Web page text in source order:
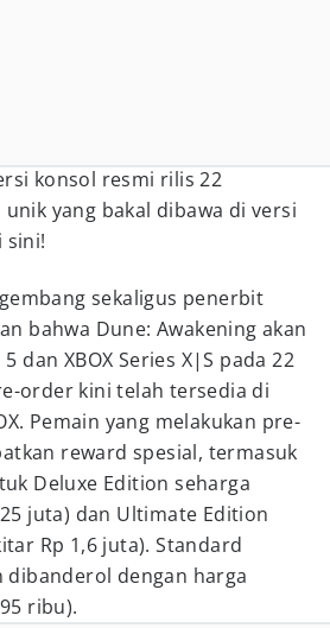
konsol resmi rilis 22
yang bakal dibawa di versi
sini!
sekaligus penerbit
bahwa Dune: Awakening akan
dan XBOX Series X|S pada 22
order kini telah tersedia di
Pemain yang melakukan pre-
reward spesial, termasuk
Deluxe Edition seharga
juta) dan Ultimate Edition
Rp 1,6 juta). Standard
dibanderol dengan harga
ribu).